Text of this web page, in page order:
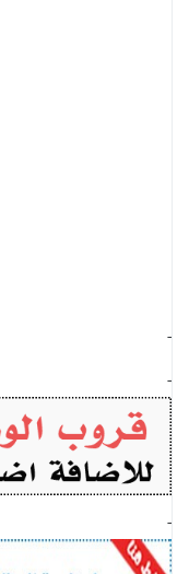
-
-
-